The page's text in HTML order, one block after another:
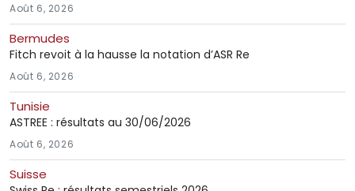
Août 6, 2026
Bermudes
Fitch revoit à la hausse la notation d’ASR Re
Août 6, 2026
Tunisie
ASTREE : résultats au 30/06/2026
Août 6, 2026
Suisse